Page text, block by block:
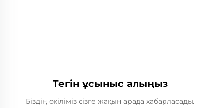
Тегін ұсыныс алыңыз
Біздің өкіліміз сізге жақын арада хабарласады.